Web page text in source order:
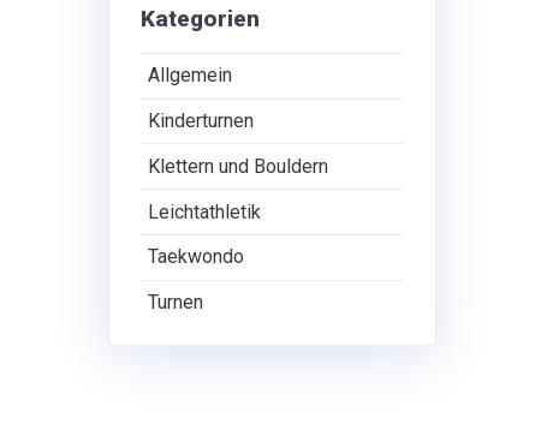
Kategorien
Allgemein
Kinderturnen
Klettern und Bouldern
Leichtathletik
Taekwondo
Turnen